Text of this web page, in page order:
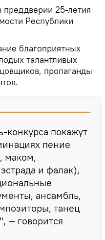
25-летия
Республики
благоприятных
талантливых
пропаганды
конкурса покажут
пение
маком,
и фалак),
ансамбль,
танец
— говорится